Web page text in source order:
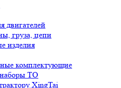
двигателей
груза, цепи
изделия
комплектующие
ТО
XingTai